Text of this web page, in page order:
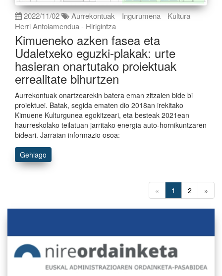
2022/11/02 Aurrekontuak Ingurumena
Kultura
Herri Antolamendua - Hirigintza
Kimueneko azken fasea eta
Udaletxeko eguzki-plakak: urte
hasieran onartutako proiektuak
errealitate bihurtzen
Aurrekontuak onartzearekin batera eman zitzaien bide bi
proiektuei. Batak, segida ematen dio 2018an irekitako
Kimuene Kulturgunea egokitzeari, eta besteak 2021ean
haurreskolako teilatuan jarritako energia auto-hornikuntzaren
bideari. Jarraian informazio osoa:
Gehiago
« 1 2 »